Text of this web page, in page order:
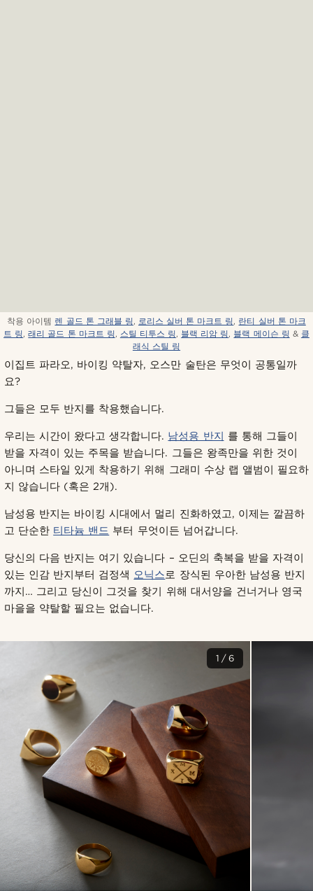
착용 아이템 렌 골드 톤 그래블 링, 로리스 실버 톤 마크트 링, 란티 실버 톤 마크
트 링,래리 골드 톤 마크트 링, 스틸 티투스 링, 블랙 리암 링, 블랙 메이슨 링 & 클
래식 스틸 링
이집트 파라오, 바이킹 약탈자, 오스만 술탄은 무엇이 공통일까
요?
그들은 모두 반지를 착용했습니다.
우리는 시간이 왔다고 생각합니다. 남성용 반지
를 통해 그들이
받을 자격이 있는 주목을 받습니다. 그들은 왕족만을 위한 것이
아니며 스타일 있게 착용하기 위해 그래미 수상 랩 앨범이 필요하
지 않습니다 (혹은 2개).
남성용 반지는 바이킹 시대에서 멀리 진화하였고, 이제는 깔끔하
고 단순한 티타늄 밴드 부터 무엇이든 넘어갑니다.
당신의 다음 반지는 여기 있습니다 – 오딘의 축복을 받을 자격이
있는 인감 반지부터 검정색 오닉스로 장식된 우아한 남성용 반지
까지… 그리고 당신이 그것을 찾기 위해 대서양을 건너거나 영국
마을을 약탈할 필요는 없습니다.
1/6